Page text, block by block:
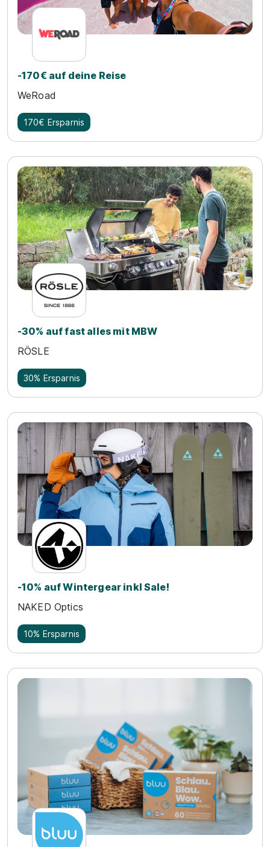
-170€ auf deine Reise
WeRoad
170€ Ersparnis
-30% auf fast alles mit MBW
RÖSLE
30% Ersparnis
-10% auf Wintergear inkl Sale!
NAKED Optics
10% Ersparnis